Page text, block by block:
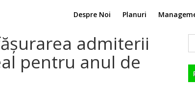
Despre Noi Planuri
admiterii
pentru anul de